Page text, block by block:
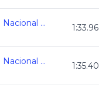
Campeonato Nacional Master C.C. 2025 1:33.96
Campeonato Nacional Master C.C. 2025 1:35.40